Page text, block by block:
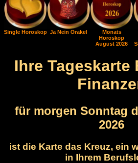
Single Horoskop Ja Nein Orakel
Monats
Horoskop
August 2026
Ihre Tageskarte
für morgen Sonntag
2026
ist die Karte das Kreuz, ein
in Ihrem